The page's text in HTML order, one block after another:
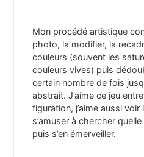
Mon procédé artistique
photo, la modifier, la
couleurs (souvent les
couleurs vives) puis
certain nombre de fois
abstrait. J’aime ce jeu
figuration, j’aime aussi
s’amuser à chercher quelle
puis s’en émerveiller.